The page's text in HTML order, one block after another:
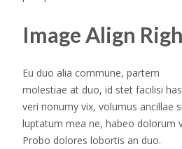
Image Align
Eu duo alia commune, partem
molestiae at duo, id stet facilisi
veri nonumy vix, volumus ancillae
luptatum mea ne, habeo dolorum
Probo dolores lobortis an duo.